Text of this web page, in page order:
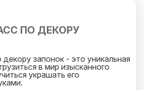
ПО ДЕКОРУ
запонок - это уникальная
в мир изысканного
украшать его